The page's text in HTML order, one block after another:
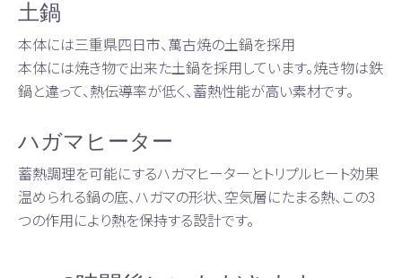
土鍋
本体には三重県四日市、萬古焼の土鍋を採用
本体には焼き物で出来た土鍋を採用しています。焼き物は鉄
鍋と違って、熱伝導率が低く、蓄熱性能が高い素材です。
ハガマヒーター
蓄熱調理を可能にするハガマヒーターとトリプルヒート効果
温められる鍋の底、ハガマの形状、空気層にたまる熱、この3
つの作用により熱を保持する設計です。